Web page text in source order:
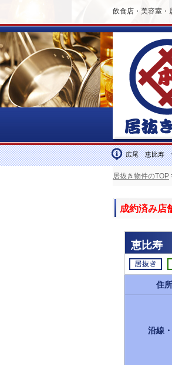
飲食店・美容室・
広尾 恵比寿
居抜き物件のTOP
成約済み店
恵比寿
住所
沿線